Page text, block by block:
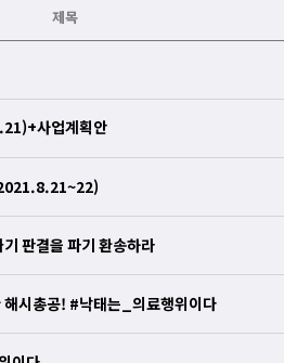
제목
사업계획안
판결을 파기 환송하라
시총공! #낙태는_의료행위이다